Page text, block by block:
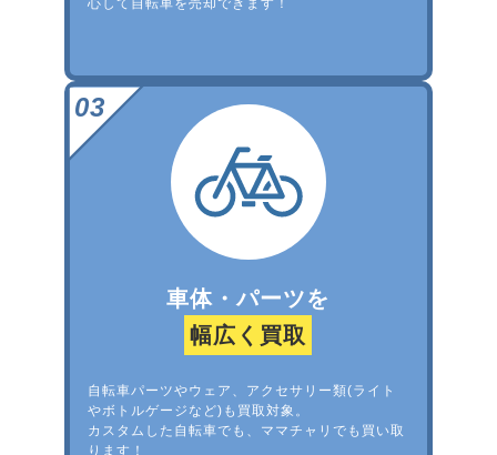
心して自転車を売却できます！
車体・パーツを
幅広く買取
自転車パーツやウェア、アクセサリー類(ライト
やボトルゲージなど)も買取対象。
カスタムした自転車でも、ママチャリでも買い取
ります！